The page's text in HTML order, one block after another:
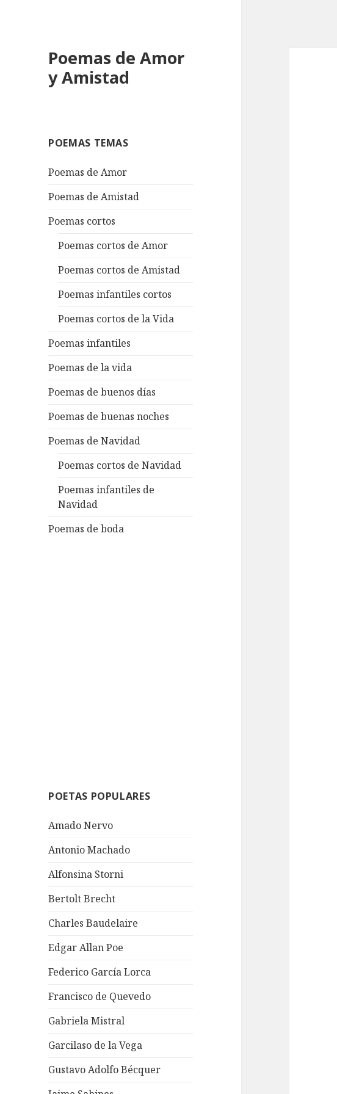
Poemas de Amor
y Amistad
POEMAS TEMAS
Poemas de Amor
Poemas de Amistad
Poemas cortos
Poemas cortos de Amor
Poemas cortos de Amistad
Poemas infantiles cortos
Poemas cortos de la Vida
Poemas infantiles
Poemas de la vida
Poemas de buenos días
Poemas de buenas noches
Poemas de Navidad
Poemas cortos de Navidad
Poemas infantiles de
Navidad
Poemas de boda
POETAS POPULARES
Amado Nervo
Antonio Machado
Alfonsina Storni
Bertolt Brecht
Charles Baudelaire
Edgar Allan Poe
Federico García Lorca
Francisco de Quevedo
Gabriela Mistral
Garcilaso de la Vega
Gustavo Adolfo Bécquer